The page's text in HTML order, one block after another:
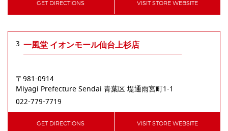
GET DIRECTIONS VISIT STORE WEBSITE
3 一風堂 イオンモール仙台上杉店
〒981-0914
Miyagi PrefectureSendai ⻘葉区堤通⾬宮町1-1
022-779-7719
GET DIRECTIONS VISIT STORE WEBSITE